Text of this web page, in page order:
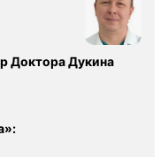
Доктора Дукина
: